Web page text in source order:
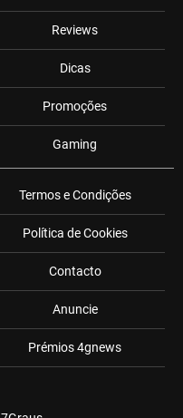
Reviews
Dicas
Promoções
Gaming
Termos e Condições
Política de Cookies
Contacto
Anuncie
Prémios 4gnews